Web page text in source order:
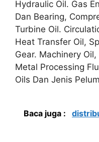
Hydraulic Oil. Gas
Dan Bearing,
Turbine Oil.
Heat Transfer Oil,
Gear. Machinery
Metal Processing
Oils Dan Jenis
Baca juga :